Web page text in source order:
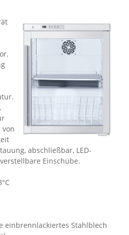
von
abschließbar, LED-
Einschübe.
einbrennlackiertes Stahlblech